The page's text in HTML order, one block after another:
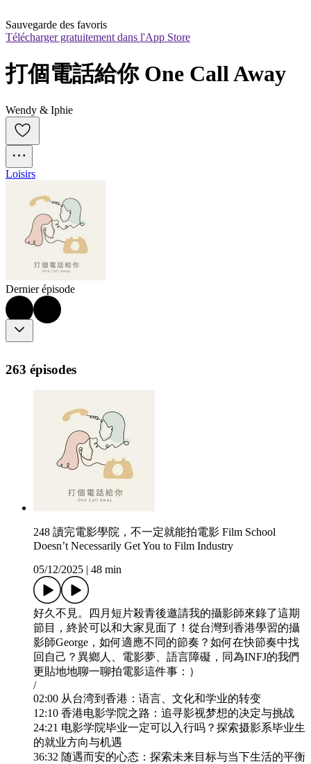
Sauvegarde des favoris
Télécharger gratuitement dans l'App Store
打個電話給你 One Call Away
Wendy & Iphie
Loisirs
Dernier épisode
263 épisodes
248 讀完電影學院，不一定就能拍電影 Film School
Doesn’t Necessarily Get You to Film Industry
05/12/2025
48 min
好久不見。四月短片殺青後邀請我的攝影師來錄了這期
節目，終於可以和大家見面了！從台灣到香港學習的攝
影師George，如何適應不同的節奏？如何在快節奏中找
回自己？異鄉人、電影夢、語言障礙，同為INFJ的我們
更貼地地聊一聊拍電影這件事：）
/
02:00 从台湾到香港：语言、文化和学业的转变
12:10 香港电影学院之路：追寻影视梦想的决定与挑战
24:21 电影学院毕业一定可以入行吗？探索摄影系毕业生
的就业方向与机遇
36:32 随遇而安的心态：探索未来目标与当下生活的平衡